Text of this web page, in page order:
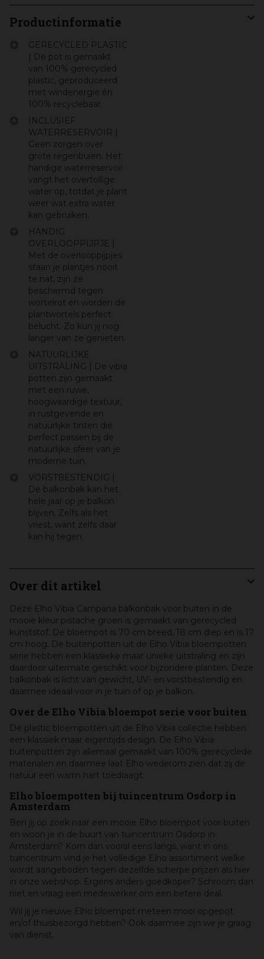
Productinformatie
GERECYCLED PLASTIC
| De pot is gemaakt
van 100% gerecycled
plastic, geproduceerd
met windenergie én
100% recyclebaar.
INCLUSIEF
WATERRESERVOIR |
Geen zorgen over
grote regenbuien. Het
handige waterreservoir
vangt het overtollige
water op, totdat je plant
weer wat extra water
kan gebruiken.
HANDIG
OVERLOOPPIJPJE |
Met de overlooppijpjes
staan je plantjes nooit
te nat, zijn ze
beschermd tegen
wortelrot en worden de
plantwortels perfect
belucht. Zo kun jij nog
langer van ze genieten.
NATUURLIJKE
UITSTRALING | De vibia
potten zijn gemaakt
met een ruwe,
hoogwaardige textuur,
in rustgevende en
natuurlijke tinten die
perfect passen bij de
natuurlijke sfeer van je
moderne tuin.
VORSTBESTENDIG |
De balkonbak kan het
hele jaar op je balkon
blijven. Zelfs als het
vriest, want zelfs daar
kan hij tegen.
Over dit artikel
Deze Elho Vibia Campana balkonbak voor buiten in de
mooie kleur pistache groen is gemaakt van gerecycled
kunststof. De bloempot is 70 cm breed, 18 cm diep en is 17
cm hoog. De buitenpotten uit de Elho Vibia bloempotten
serie hebben een klassieke maar unieke uitstraling en zijn
daardoor uitermate geschikt voor bijzondere planten. Deze
balkonbak is licht van gewicht, UV- en vorstbestendig en
daarmee ideaal voor in je tuin of op je balkon.
Over de Elho Vibia bloempot serie voor buiten
De plastic bloempotten uit de Elho Vibia collectie hebben
een klassiek maar eigentijds design. De Elho Vibia
buitenpotten zijn allemaal gemaakt van 100% gerecyclede
materialen en daarmee laat Elho wederom zien dat zij de
natuur een warm hart toedraagt.
Elho bloempotten bij tuincentrum Osdorp in
Amsterdam
Ben jij op zoek naar een mooie Elho bloempot voor buiten
en woon je in de buurt van tuincentrum Osdorp in
Amsterdam? Kom dan vooral eens langs, want in ons
tuincentrum vind je het volledige Elho assortiment welke
wordt aangeboden tegen dezelfde scherpe prijzen als hier
in onze webshop. Ergens anders goedkoper? Schroom dan
niet en vraag een medewerker om een betere deal.
Wil jij je nieuwe Elho bloempot meteen mooi opgepot
en/of thuisbezorgd hebben? Ook daarmee zijn we je graag
van dienst.